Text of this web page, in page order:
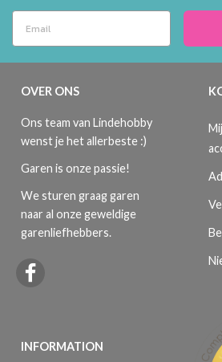
OVER ONS
Ons team van Lindehobby
wenst je het allerbeste :)
Garen is onze passie!
We sturen graag garen
naar al onze geweldige
garenliefhebbers.
INFORMATION